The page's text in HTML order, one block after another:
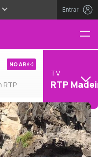
Entrar
RTP
NO AR
TV
RTP